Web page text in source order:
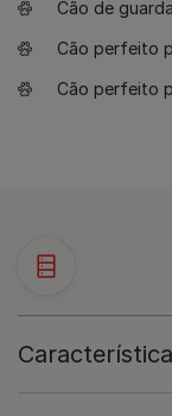
Cão de
Cão perfeito
Cão perfeito